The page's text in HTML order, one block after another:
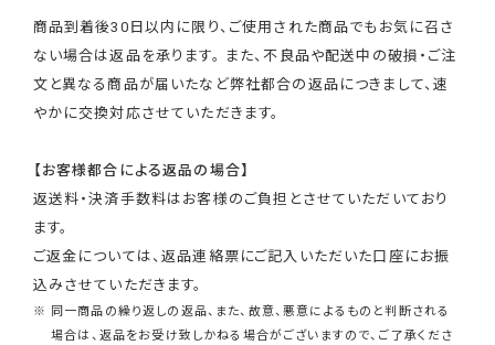
商品到着後30日以内に限り、ご使用された商品でもお気に召さ
ない場合は返品を承ります。 また、不良品や配送中の破損・ご注
文と異なる商品が届いたなど弊社都合の返品につきまして、速
やかに交換対応させていただきます。
【お客様都合による返品の場合】
返送料・決済手数料はお客様のご負担とさせていただいており
ます。
ご返金については、返品連絡票にご記入いただいた口座にお振
込みさせていただきます。
※ 同一商品の繰り返しの返品、また、故意、悪意によるものと判断される
場合は、返品をお受け致しかねる場合がございますので、ご了承くださ